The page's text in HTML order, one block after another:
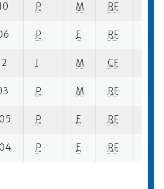
P M RF
P E RF
I M CF
P M RF
P E RF
P E RF